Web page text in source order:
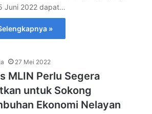
Juni 2022 dapat…
»
27 Mei 2022
MLIN Perlu Segera
untuk Sokong
Ekonomi Nelayan